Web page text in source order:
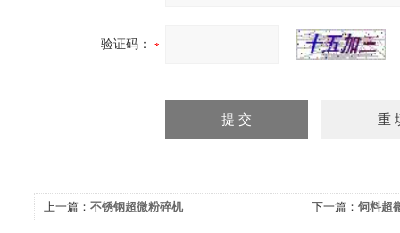
验证码：
上一篇： 不锈钢超微粉碎机 下一篇： 饲料超